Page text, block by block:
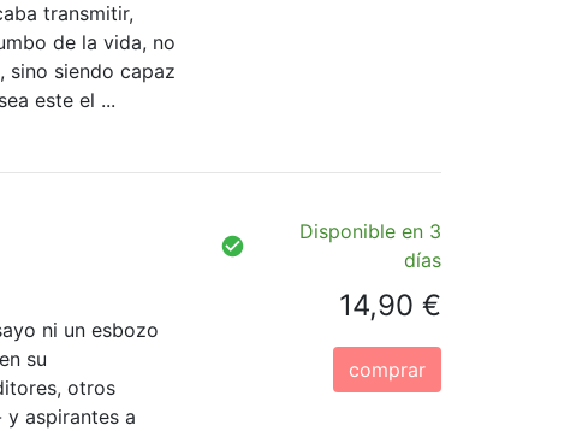
transmitir,
de la vida, no
sino siendo capaz
este el ...
ni un esbozo
su
otros
aspirantes a
Disponible en 3
días
14,90 €
comprar